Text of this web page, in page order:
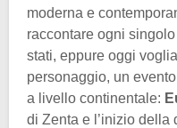
moderna e
raccontare ogni
stati, eppure oggi
personaggio, un
a livello continentale:
di Zenta e l’inizio della